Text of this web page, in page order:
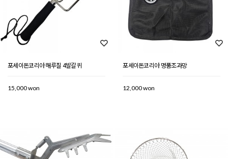
포세이돈코리아 해루질 4발갈퀴
15,000 won
포세이돈코리아 명품조과망
12,000 won